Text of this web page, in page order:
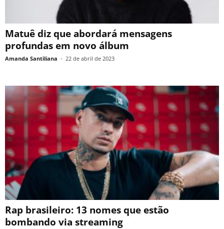
Matuê diz que abordará mensagens
profundas em novo álbum
Amanda Santiliana - 22 de abril de 2023
Rap brasileiro: 13 nomes que estão
bombando via streaming